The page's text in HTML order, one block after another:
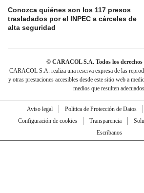
Conozca quiénes son los 117 presos
trasladados por el INPEC a cárceles de
alta seguridad
© CARACOL S.A. Todos los derechos
CARACOL S.A. realiza una reserva expresa de las
y otras prestaciones accesibles desde este sitio web a
medios que resulten
Aviso legal Política de Protección de Datos
Configuración de cookies
Transparencia
Escríbanos